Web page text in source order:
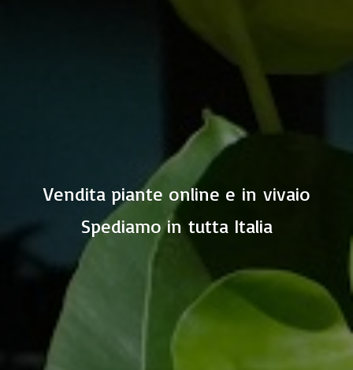
Vendita piante online e in vivaio
Spediamo in tutta Italia